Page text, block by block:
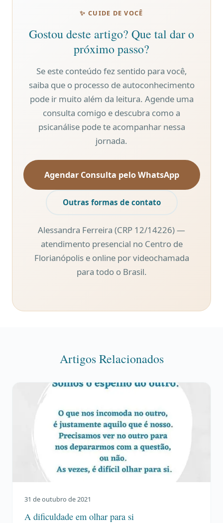
✨ CUIDE DE VOCÊ
Gostou deste artigo? Que tal dar o
próximo passo?
Se este conteúdo fez sentido para você,
saiba que o processo de autoconhecimento
pode ir muito além da leitura. Agende uma
consulta comigo e descubra como a
psicanálise pode te acompanhar nessa
jornada.
Agendar Consulta pelo WhatsApp
Outras formas de contato
Alessandra Ferreira (CRP 12/14226) —
atendimento presencial no Centro de
Florianópolis e online por videochamada
para todo o Brasil.
Artigos Relacionados
31 de outubro de 2021
A dificuldade em olhar para si